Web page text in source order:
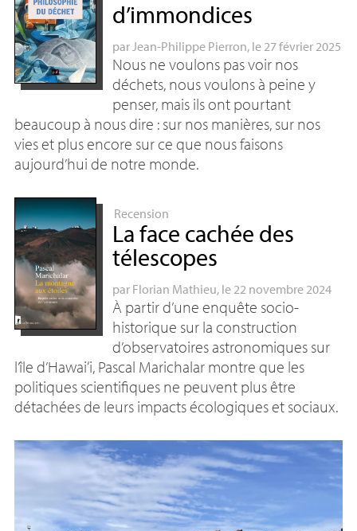
d’immondices
par Jean-Philippe Pierron, le 27 février 2025
Nous ne voulons pas voir nos
déchets, nous voulons à peine y
penser, mais ils ont pourtant
beaucoup à nous dire : sur nos manières, sur nos
vies et plus encore sur ce que nous faisons
aujourd’hui de notre monde.
Recension
La face cachée des
télescopes
par Florian Mathieu, le 22 novembre 2024
À partir d’une enquête socio-
historique sur la construction
d’observatoires astronomiques sur
l’île d’Hawai‘i, Pascal Marichalar montre que les
politiques scientifiques ne peuvent plus être
détachées de leurs impacts écologiques et sociaux.